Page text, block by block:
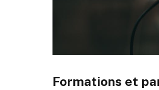
Formations et